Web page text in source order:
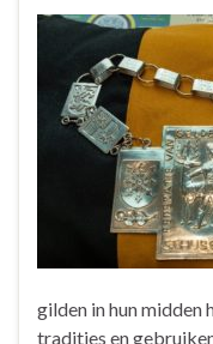
gilden in hun midden
tradities en